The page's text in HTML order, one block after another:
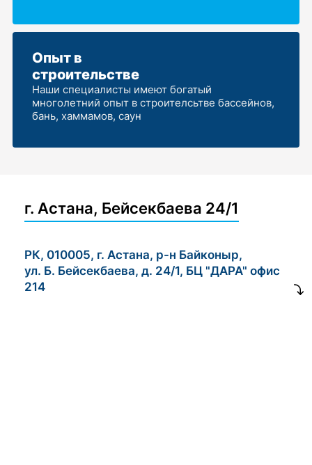
Опыт в
строительстве
Наши специалисты имеют богатый
многолетний опыт в строителсьтве бассейнов,
бань, хаммамов, саун
г. Астана, Бейсекбаева 24/1
РК, 010005, г. Астана, р-н Байконыр,
ул. Б. Бейсекбаева, д. 24/1, БЦ "ДАРА" офис
214